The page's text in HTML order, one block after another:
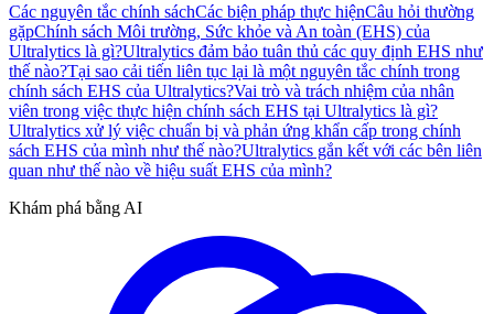
Các nguyên tắc chính sáchCác biện pháp thực hiệnCâu hỏi thường
gặpChính sách Môi trường, Sức khỏe và An toàn (EHS) của
Ultralytics là gì?Ultralytics đảm bảo tuân thủ các quy định EHS như
thế nào?Tại sao cải tiến liên tục lại là một nguyên tắc chính trong
chính sách EHS của Ultralytics?Vai trò và trách nhiệm của nhân
viên trong việc thực hiện chính sách EHS tại Ultralytics là gì?
Ultralytics xử lý việc chuẩn bị và phản ứng khẩn cấp trong chính
sách EHS của mình như thế nào?Ultralytics gắn kết với các bên liên
quan như thế nào về hiệu suất EHS của mình?
Khám phá bằng AI